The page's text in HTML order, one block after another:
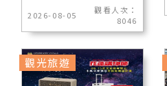
2026-08-05
觀看人次：
8046
觀光旅遊